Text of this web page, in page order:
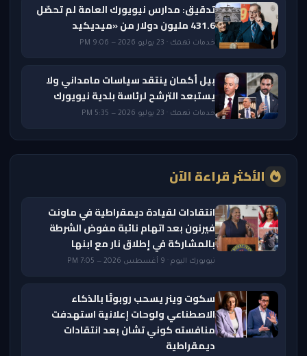
تدقيق: مدارس نيويورك العامة لم تحصّل
431.6 مليون دولار من «ميديكيد
خدمات تهمك · 23 يوليو 2026 — 9:06 PM
بيل أكمان ينتقد سياسات مامداني ولا
يستبعد الترشح لرئاسة بلدية نيويورك
خدمات تهمك · 23 يوليو 2026 — 5:35 PM
الأكثر قراءة الآن
انتقادات لقيادة ديمقراطية في ماونت
فيرنون بعد اتهام نائبة مفوض الشرطة
بالمشاركة في إطلاق نار مع ابنها
نيويورك اليوم · 9 أغسطس 2026 — 7:05 PM
سكوت وينر يسحب روبوتًا بالذكاء
الاصطناعي ولوحات إعلانية استهدفت
منافسته كوني تشان بعد انتقادات
ديمقراطية